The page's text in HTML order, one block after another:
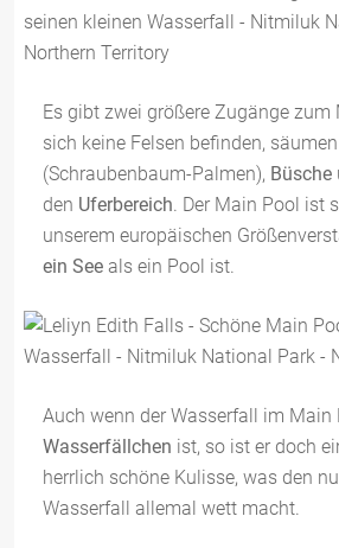
Es gibt zwei größere Zugänge zum
sich keine Felsen befinden, säumen
(Schraubenbaum-Palmen), Büsche
den Uferbereich. Der Main Pool ist
unserem europäischen
ein See als ein Pool ist.
Auch wenn der Wasserfall im Main
Wasserfällchen ist, so ist er doch
herrlich schöne Kulisse, was den
Wasserfall allemal wett macht.